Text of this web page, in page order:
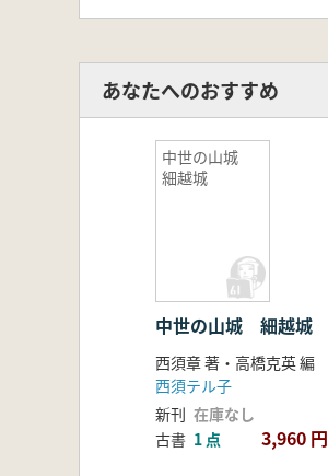
あなたへのおすすめ
中世の山城
細越城
中世の山城 細越城
西須章 著・高橋克英 編
西須テル子
新刊 在庫なし
古書 1 点 3,960 円